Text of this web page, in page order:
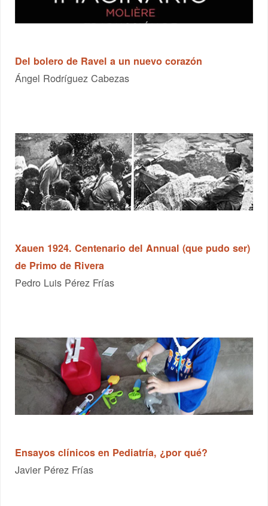
Del bolero de Ravel a un nuevo corazón
Ángel Rodríguez Cabezas
Xauen 1924. Centenario del Annual (que pudo ser)
de Primo de Rivera
Pedro Luis Pérez Frías
Ensayos clínicos en Pediatría, ¿por qué?
Javier Pérez Frías